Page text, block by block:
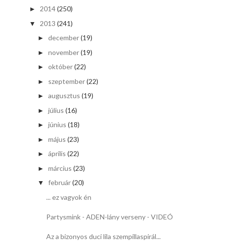
► 2014(250)
▼ 2013 (241)
► december(19)
► november(19)
► október(22)
► szeptember(22)
► augusztus (19)
► július (16)
► június (18)
► május (23)
► április (22)
► március (23)
▼ február(20)
... ez vagyok én
Partysmink - ADEN-lány verseny - VIDEÓ
Az a bizonyos duci lila szempillaspirál...